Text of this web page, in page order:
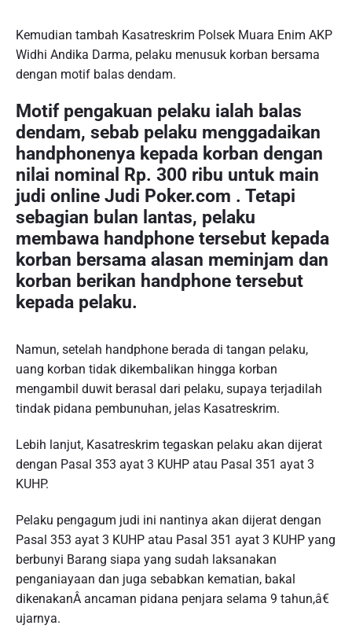
Kemudian tambah Kasatreskrim Polsek Muara Enim AKP
Widhi Andika Darma, pelaku menusuk korban bersama
dengan motif balas dendam.
Motif pengakuan pelaku ialah balas
dendam, sebab pelaku menggadaikan
handphonenya kepada korban dengan
nilai nominal Rp. 300 ribu untuk main
judi online Judi Poker.com . Tetapi
sebagian bulan lantas, pelaku
membawa handphone tersebut kepada
korban bersama alasan meminjam dan
korban berikan handphone tersebut
kepada pelaku.
Namun, setelah handphone berada di tangan pelaku,
uang korban tidak dikembalikan hingga korban
mengambil duwit berasal dari pelaku, supaya terjadilah
tindak pidana pembunuhan, jelas Kasatreskrim.
Lebih lanjut, Kasatreskrim tegaskan pelaku akan dijerat
dengan Pasal 353 ayat 3 KUHP atau Pasal 351 ayat 3
KUHP.
Pelaku pengagum judi ini nantinya akan dijerat dengan
Pasal 353 ayat 3 KUHP atau Pasal 351 ayat 3 KUHP yang
berbunyi Barang siapa yang sudah laksanakan
penganiayaan dan juga sebabkan kematian, bakal
dikenakanÂ ancaman pidana penjara selama 9 tahun,â€
ujarnya.